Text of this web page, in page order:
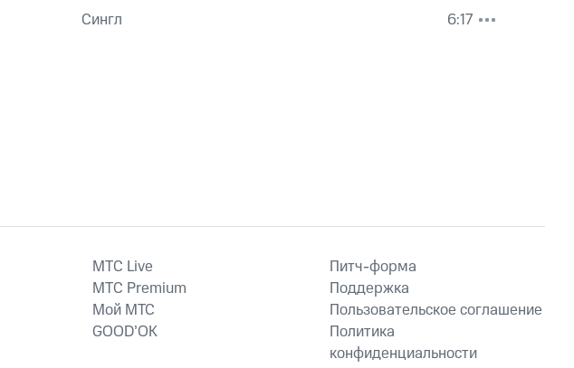
Сингл 6:17
MTС Live
MTС Premium
Мой МТС
GOOD’OK
Питч-форма
Поддержка
Пользовательское соглашение
Политика
конфиденциальности